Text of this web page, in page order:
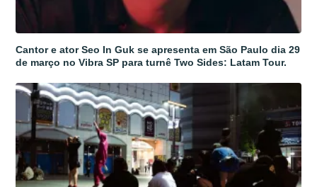
Cantor e ator Seo In Guk se apresenta em São Paulo dia 29
de março no Vibra SP para turnê Two Sides: Latam Tour.